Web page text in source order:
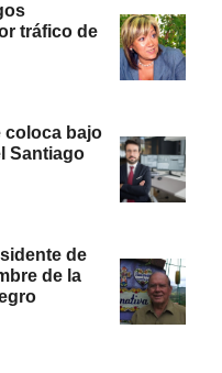
tráfico de
coloca bajo
Santiago
de
de la